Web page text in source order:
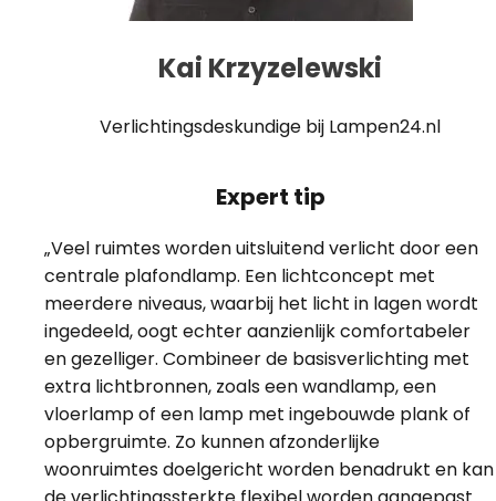
Kai Krzyzelewski
Verlichtingsdeskundige bij Lampen24.nl
Expert tip
„Veel ruimtes worden uitsluitend verlicht door een
centrale plafondlamp. Een lichtconcept met
meerdere niveaus, waarbij het licht in lagen wordt
ingedeeld, oogt echter aanzienlijk comfortabeler
en gezelliger. Combineer de basisverlichting met
extra lichtbronnen, zoals een wandlamp, een
vloerlamp of een lamp met ingebouwde plank of
opbergruimte. Zo kunnen afzonderlijke
woonruimtes doelgericht worden benadrukt en kan